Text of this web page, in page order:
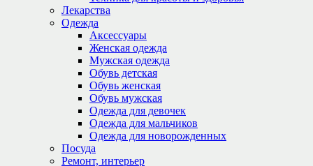
Лекарства
Одежда
Аксессуары
Женская одежда
Мужская одежда
Обувь детская
Обувь женская
Обувь мужская
Одежда для девочек
Одежда для мальчиков
Одежда для новорожденных
Посуда
Ремонт, интерьер